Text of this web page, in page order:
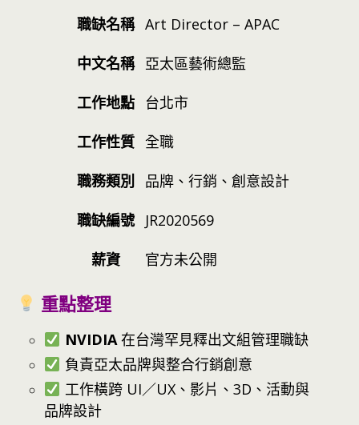
職缺名稱 Art Director – APAC
中文名稱 亞太區藝術總監
工作地點 台北市
工作性質 全職
職務類別 品牌、行銷、創意設計
職缺編號 JR2020569
薪資 官方未公開
重點整理
NVIDIA在台灣罕見釋出文組管理職缺
負責亞太品牌與整合行銷創意
工作橫跨 UI／UX、影片、3D、活動與
品牌設計